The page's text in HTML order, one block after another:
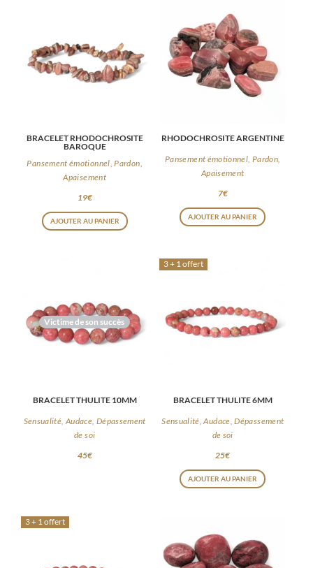
BRACELET RHODOCHROSITE
BAROQUE
Pansement émotionnel, Pardon,
Apaisement
19€
AJOUTER AU PANIER
RHODOCHROSITE ARGENTINE
Pansement émotionnel, Pardon,
Apaisement
7€
AJOUTER AU PANIER
Victime de son succès
BRACELET THULITE 10MM
Sensualité, Audace, Dépassement
de soi
45€
3 + 1 offert
BRACELET THULITE 6MM
Sensualité, Audace, Dépassement
de soi
25€
AJOUTER AU PANIER
3 + 1 offert